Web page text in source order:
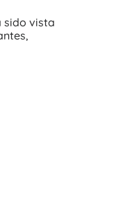
sido vista